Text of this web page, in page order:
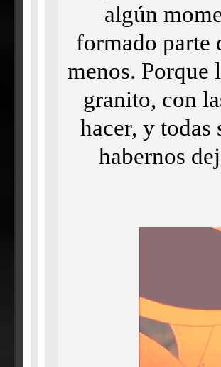
algún
formado parte
menos. Porque
granito, con
hacer, y todas
habernos